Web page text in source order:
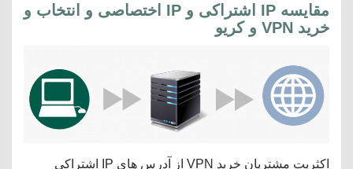
مقایسه IP اشتراکی و IP اختصاصی و انتخاب و
خرید VPN و کریو
اکثریت مشتریان خرید VPN از آدرس های IP اشتراکی